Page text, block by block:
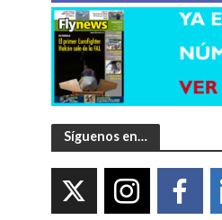
Síguenos en…